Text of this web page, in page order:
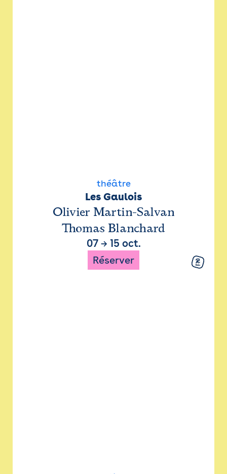
théâtre
Les Gaulois
Olivier Martin-Salvan
Thomas Blanchard
07→ 15 oct.
Réserver